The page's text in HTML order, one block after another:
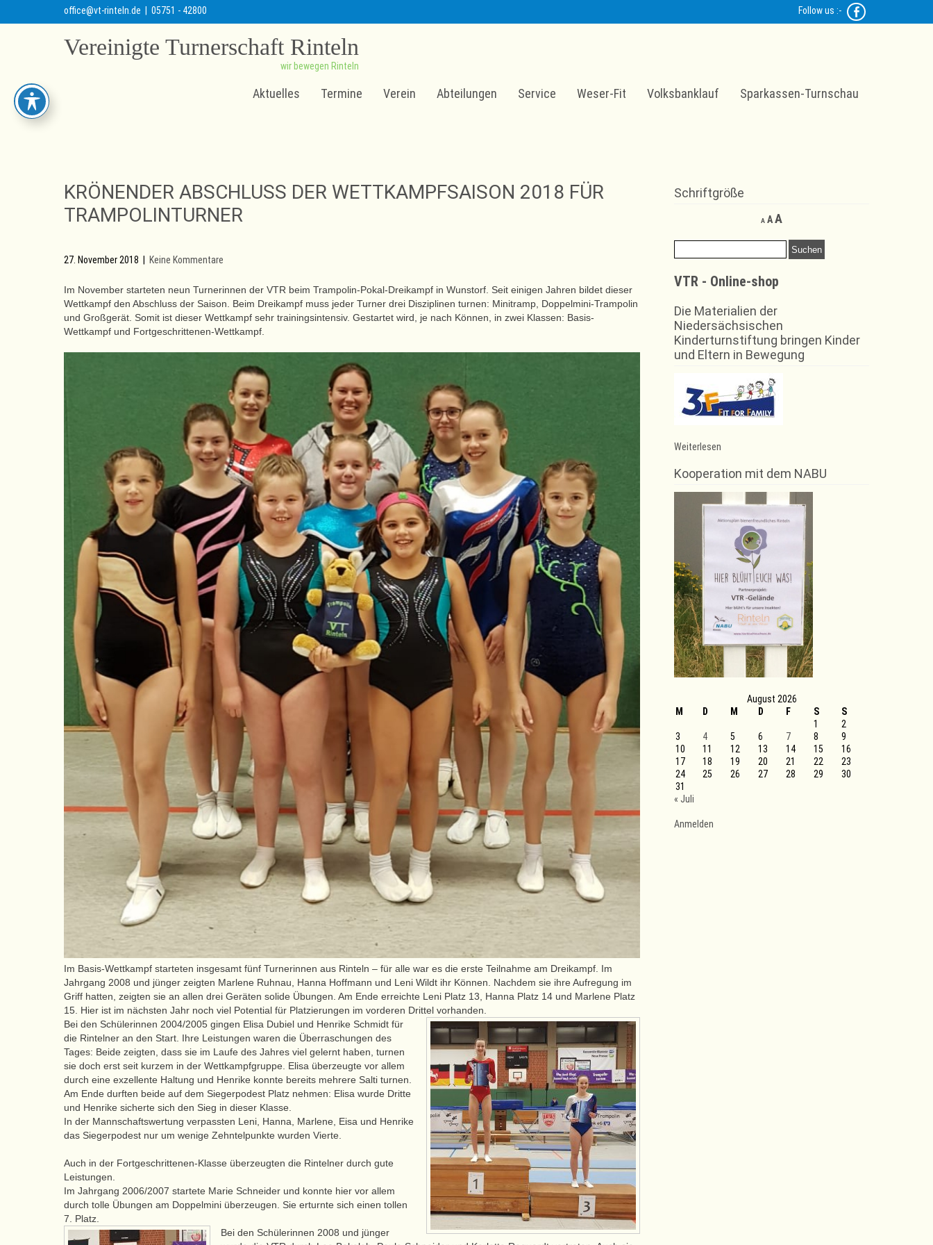
office@vt-rinteln.de | 05751 - 42800 Follow us :-
Vereinigte Turnerschaft Rinteln
wir bewegen Rinteln
Aktuelles Termine Verein Abteilungen Service Weser-Fit Volksbanklauf Sparkassen-Turnschau
KRÖNENDER ABSCHLUSS DER WETTKAMPFSAISON 2018 FÜR
TRAMPOLINTURNER
27. November 2018 Keine Kommentare
Im November starteten neun Turnerinnen der VTR beim Trampolin-Pokal-Dreikampf in Wunstorf. Seit einigen Jahren bildet dieser
Wettkampf den Abschluss der Saison. Beim Dreikampf muss jeder Turner drei Disziplinen turnen: Minitramp, Doppelmini-Trampolin
und Großgerät. Somit ist dieser Wettkampf sehr trainingsintensiv. Gestartet wird, je nach Können, in zwei Klassen: Basis-
Wettkampf und Fortgeschrittenen-Wettkampf.
Im Basis-Wettkampf starteten insgesamt fünf Turnerinnen aus Rinteln – für alle war es die erste Teilnahme am Dreikampf. Im
Jahrgang 2008 und jünger zeigten Marlene Ruhnau, Hanna Hoffmann und Leni Wildt ihr Können. Nachdem sie ihre Aufregung im
Griff hatten, zeigten sie an allen drei Geräten solide Übungen. Am Ende erreichte Leni Platz 13, Hanna Platz 14 und Marlene Platz
15. Hier ist im nächsten Jahr noch viel Potential für Platzierungen im vorderen Drittel vorhanden.
Bei den Schülerinnen 2004/2005 gingen Elisa Dubiel und Henrike Schmidt für
die Rintelner an den Start. Ihre Leistungen waren die Überraschungen des
Tages: Beide zeigten, dass sie im Laufe des Jahres viel gelernt haben, turnen
sie doch erst seit kurzem in der Wettkampfgruppe. Elisa überzeugte vor allem
durch eine exzellente Haltung und Henrike konnte bereits mehrere Salti turnen.
Am Ende durften beide auf dem Siegerpodest Platz nehmen: Elisa wurde Dritte
und Henrike sicherte sich den Sieg in dieser Klasse.
In der Mannschaftswertung verpassten Leni, Hanna, Marlene, Eisa und Henrike
das Siegerpodest nur um wenige Zehntelpunkte wurden Vierte.
Auch in der Fortgeschrittenen-Klasse überzeugten die Rintelner durch gute
Leistungen.
Im Jahrgang 2006/2007 startete Marie Schneider und konnte hier vor allem
durch tolle Übungen am Doppelmini überzeugen. Sie erturnte sich einen tollen
7. Platz.
Bei den Schülerinnen 2008 und jünger
Schriftgröße
A
Decrease
font
A Reset
size.
A
size.
Suchen
nach:
VTR - Online-shop
Die Materialien der
Niedersächsischen
Kinderturnstiftung bringen Kinder
und Eltern in Bewegung
Weiterlesen
Abschluss
der
Wettkampfsaison
2018
für
Trampolinturner
Kooperation mit dem NABU
August 2026
M
D M D F S
S
1
2
3
4 5 6 7 8
9
10
11 12 13 14 15
16
17
18 19 20 21 22
23
24
25 26 27 28 29
30
31
« Juli
Anmelden